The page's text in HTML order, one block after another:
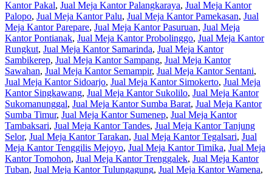
Kantor Pakal, Jual Meja Kantor Palangkaraya, Jual Meja Kantor
Palopo, Jual Meja Kantor Palu, Jual Meja Kantor Pamekasan, Jual
Meja Kantor Parepare, Jual Meja Kantor Pasuruan, Jual Meja
Kantor Pontianak, Jual Meja Kantor Probolinggo, Jual Meja Kantor
Rungkut, Jual Meja Kantor Samarinda, Jual Meja Kantor
Sambikerep, Jual Meja Kantor Sampang, Jual Meja Kantor
Sawahan, Jual Meja Kantor Semampir, Jual Meja Kantor Sentani,
Jual Meja Kantor Sidoarjo, Jual Meja Kantor Simokerto, Jual Meja
Kantor Singkawang, Jual Meja Kantor Sukolilo, Jual Meja Kantor
Sukomanunggal, Jual Meja Kantor Sumba Barat, Jual Meja Kantor
Sumba Timur, Jual Meja Kantor Sumenep, Jual Meja Kantor
Tambaksari, Jual Meja Kantor Tandes, Jual Meja Kantor Tanjung
Selor, Jual Meja Kantor Tarakan, Jual Meja Kantor Tegalsari, Jual
Meja Kantor Tenggilis Mejoyo, Jual Meja Kantor Timika, Jual Meja
Kantor Tomohon, Jual Meja Kantor Trenggalek, Jual Meja Kantor
Tuban, Jual Meja Kantor Tulungagung, Jual Meja Kantor Wamena,